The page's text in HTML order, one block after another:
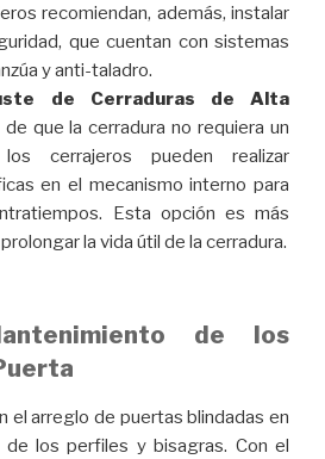
recomiendan, además, instalar
que cuentan con sistemas
y anti-taladro.
de Cerraduras de Alta
de que la cerradura no requiera un
cerrajeros pueden realizar
en el mecanismo interno para
Esta opción es más
la vida útil de la cerradura.
de los
el arreglo de puertas blindadas en
los perfiles y bisagras. Con el